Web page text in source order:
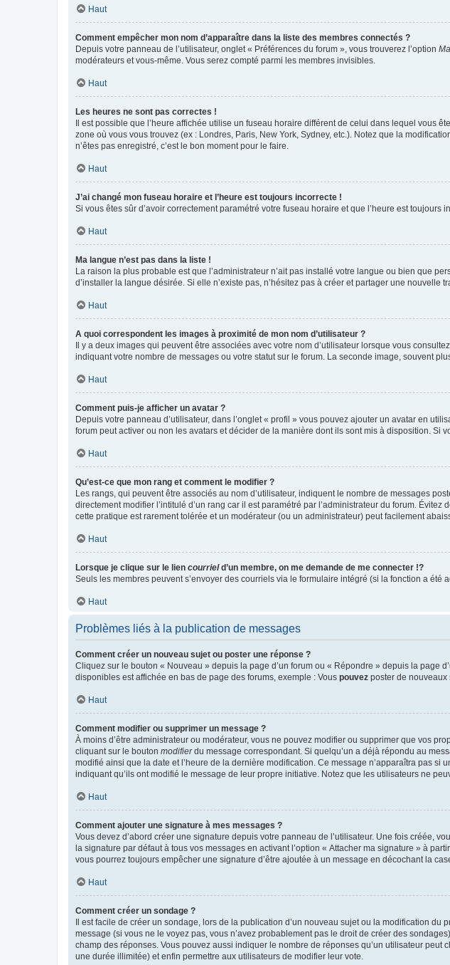
Haut
Comment empêcher mon nom d’apparaître dans la liste des membres connectés ?
Depuis votre panneau de l’utilisateur, onglet « Préférences du forum », vous trouverez l’option
modérateurs et vous-même. Vous serez compté parmi les membres invisibles.
Haut
Les heures ne sont pas correctes !
Il est possible que l’heure affichée utilise un fuseau horaire différent de celui dans lequel vous
zone où vous vous trouvez (ex : Londres, Paris, New York, Sydney, etc.). Notez que la
n’êtes pas enregistré, c’est le bon moment pour le faire.
Haut
J’ai changé mon fuseau horaire et l’heure est toujours incorrecte !
Si vous êtes sûr d’avoir correctement paramétré votre fuseau horaire et que l’heure est
Haut
Ma langue n’est pas dans la liste !
La raison la plus probable est que l’administrateur n’ait pas installé votre langue ou bien que
d’installer la langue désirée. Si elle n’existe pas, n’hésitez pas à créer et partager une nouvelle
Haut
A quoi correspondent les images à proximité de mon nom d’utilisateur ?
Il y a deux images qui peuvent être associées avec votre nom d’utilisateur lorsque vous
indiquant votre nombre de messages ou votre statut sur le forum. La seconde image, souvent
Haut
Comment puis-je afficher un avatar ?
Depuis votre panneau d’utilisateur, dans l’onglet « profil » vous pouvez ajouter un avatar en
forum peut activer ou non les avatars et décider de la manière dont ils sont mis à disposition. Si
Haut
Qu’est-ce que mon rang et comment le modifier ?
Les rangs, qui peuvent être associés au nom d’utilisateur, indiquent le nombre de messages
directement modifier l’intitulé d’un rang car il est paramétré par l’administrateur du forum.
cette pratique est rarement tolérée et un modérateur (ou un administrateur) peut facilement
Haut
Lorsque je clique sur le lien courrield’un membre, on me demande de me connecter !?
Seuls les membres peuvent s’envoyer des courriels via le formulaire intégré (si la fonction a
Haut
Problèmes liés à la publication de messages
Comment créer un nouveau sujet ou poster une réponse ?
Cliquez sur le bouton « Nouveau » depuis la page d’un forum ou « Répondre » depuis la page
disponibles est affichée en bas de page des forums, exemple : Vous pouvez poster de nouveaux
Haut
Comment modifier ou supprimer un message ?
À moins d’être administrateur ou modérateur, vous ne pouvez modifier ou supprimer que vos
cliquant sur le bouton modifierdu message correspondant. Si quelqu’un a déjà répondu au
modifié ainsi que la date et l’heure de la dernière modification. Ce message n’apparaîtra pas
indiquant qu’ils ont modifié le message de leur propre initiative. Notez que les utilisateurs ne
Haut
Comment ajouter une signature à mes messages ?
Vous devez d’abord créer une signature depuis votre panneau de l’utilisateur. Une fois créée,
la signature par défaut à tous vos messages en activant l’option « Attacher ma signature » à
vous pourrez toujours empêcher une signature d’être ajoutée à un message en décochant la
Haut
Comment créer un sondage ?
Il est facile de créer un sondage, lors de la publication d’un nouveau sujet ou la modification du
message (si vous ne le voyez pas, vous n’avez probablement pas le droit de créer des
champ des réponses. Vous pouvez aussi indiquer le nombre de réponses qu’un utilisateur
une durée illimitée) et enfin permettre aux utilisateurs de modifier leur vote.